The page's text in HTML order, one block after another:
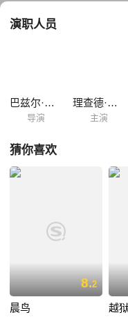
演职人员
巴兹尔·迪尔登
导演
理查德·阿滕伯勒
主演
猜你喜欢
8.2
晨鸟 越